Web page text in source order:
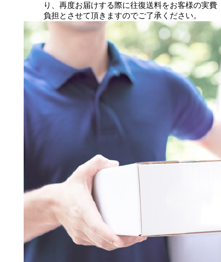
り、再度お届けする際に往復送料をお客様の実費
負担とさせて頂きますのでご了承ください。